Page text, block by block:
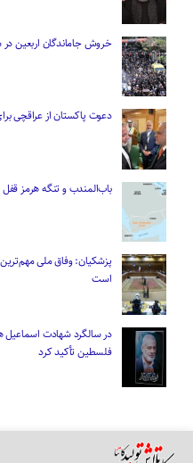
خروش جاماندگان اربعین
دعوت پاکستان از عراقچی
باب‌المندب و تنگه هرمز
پزشکیان: وفاق ملی
است
در سالگرد شهادت اسماعیل
فلسطین تأکید کرد